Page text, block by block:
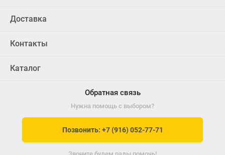
Доставка
Контакты
Каталог
Обратная связь
Нужна помощь с выбором?
Позвонить: +7 (916) 052-77-71